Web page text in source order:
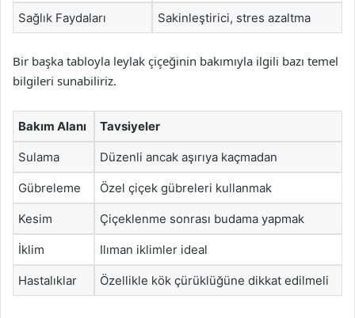
Sağlık Faydaları Sakinleştirici, stres azaltma
Bir başka tabloyla leylak çiçeğinin bakımıyla ilgili bazı temel
bilgileri sunabiliriz.
Bakım Alanı Tavsiyeler
Sulama Düzenli ancak aşırıya kaçmadan
Gübreleme Özel çiçek gübreleri kullanmak
Kesim Çiçeklenme sonrası budama yapmak
İklim Ilıman iklimler ideal
Hastalıklar Özellikle kök çürüklüğüne dikkat edilmeli